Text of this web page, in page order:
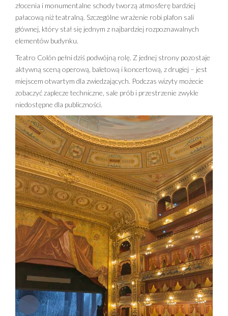
złocenia i monumentalne schody tworzą atmosferę bardziej
pałacową niż teatralną. Szczególne wrażenie robi plafon sali
głównej, który stał się jednym z najbardziej rozpoznawalnych
elementów budynku.
Teatro Colón pełni dziś podwójną rolę. Z jednej strony pozostaje
aktywną sceną operową, baletową i koncertową, z drugiej – jest
miejscem otwartym dla zwiedzających. Podczas wizyty możecie
zobaczyć zaplecze techniczne, sale prób i przestrzenie zwykle
niedostępne dla publiczności.